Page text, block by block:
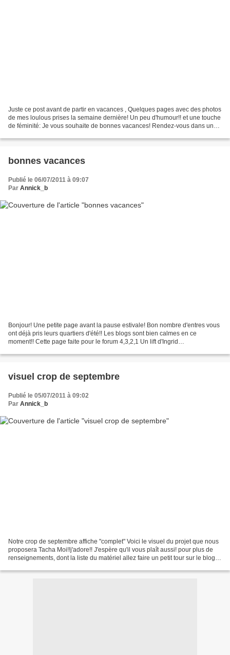
Juste ce post avant de partir en vacances , Quelques pages avec des photos
de mes loulous prises la semaine dernière! Un peu d'humour!! et une touche
de féminité: Je vous souhaite de bonnes vacances! Rendez-vous dans un
bonnes vacances
Publié le 06/07/2011 à 09:07
Par Annick_b
Bonjour! Une petite page avant la pause estivale! Bon nombre d'entres vous
ont déjà pris leurs quartiers d'été!! Les blogs sont bien calmes en ce
moment!! Cette page faite pour le forum 4,3,2,1 Un lift d'Ingrid
visuel crop de septembre
Publié le 05/07/2011 à 09:02
Par Annick_b
Notre crop de septembre affiche "complet" Voici le visuel du projet que nous
proposera Tacha Moi!!j'adore!! J'espère qu'il vous plaît aussi! pour plus de
renseignements, dont la liste du matériel allez faire un petit tour sur le blog